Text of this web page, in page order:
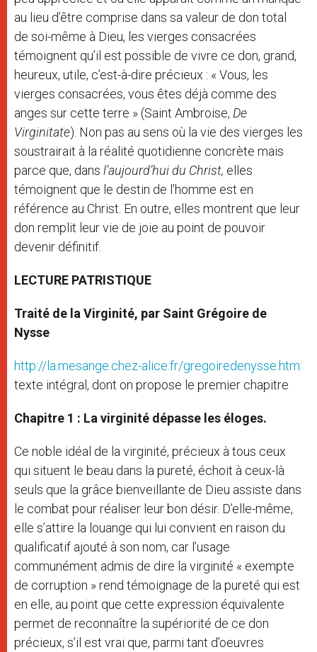
au lieu d’être comprise dans sa valeur de don total
de soi-même à Dieu, les vierges consacrées
témoignent qu’il est possible de vivre ce don, grand,
heureux, utile, c’est-à-dire précieux : « Vous, les
vierges consacrées, vous êtes déjà comme des
anges sur cette terre » (Saint Ambroise, De
Virginitate). Non pas au sens où la vie des vierges les
soustrairait à la réalité quotidienne concrète mais
parce que, dans l’aujourd’hui du Christ, elles
témoignent que le destin de l’homme est en
référence au Christ. En outre, elles montrent que leur
don remplit leur vie de joie au point de pouvoir
devenir définitif.
LECTURE PATRISTIQUE
Traité de la Virginité, par Saint Grégoire de
Nysse
http://la.mesange.chez-alice.fr/gregoiredenysse.htm:
texte intégral, dont on propose le premier chapitre
Chapitre 1 : La virginité dépasse les éloges.
Ce noble idéal de la virginité, précieux à tous ceux
qui situent le beau dans la pureté, échoit à ceux-là
seuls que la grâce bienveillante de Dieu assiste dans
le combat pour réaliser leur bon désir. D’elle-même,
elle s’attire la louange qui lui convient en raison du
qualificatif ajouté à son nom, car l’usage
communément admis de dire la virginité « exempte
de corruption » rend témoignage de la pureté qui est
en elle, au point que cette expression équivalente
permet de reconnaître la supériorité de ce don
précieux, s’il est vrai que, parmi tant d’oeuvres